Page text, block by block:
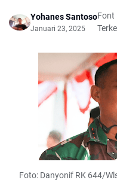
Yohanes Santoso
Januari 23, 2025
Font
Foto: Danyonif RK 644/